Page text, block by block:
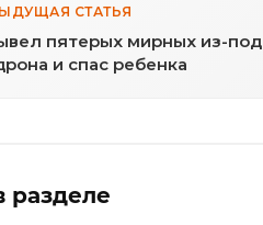
СТАТЬЯ
пятерых мирных из-под
и спас ребенка
разделе